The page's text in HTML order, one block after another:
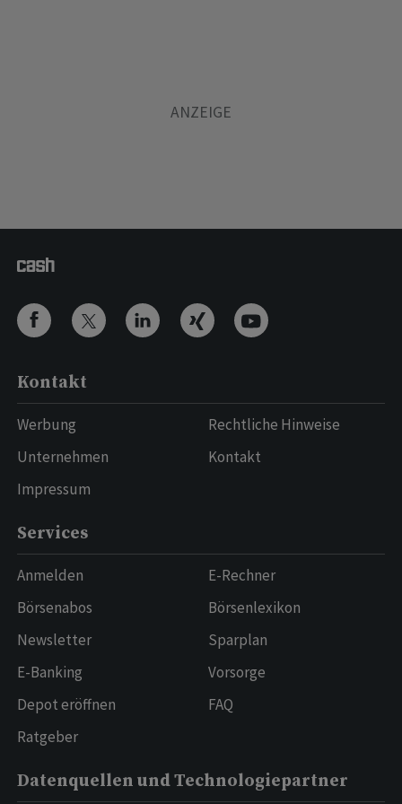
Kontakt
Werbung
Unternehmen
Impressum
Rechtliche Hinweise
Kontakt
Services
Anmelden
Börsenabos
Newsletter
E-Banking
Depot eröffnen
Ratgeber
E-Rechner
Börsenlexikon
Sparplan
Vorsorge
FAQ
Datenquellen und Technologiepartner